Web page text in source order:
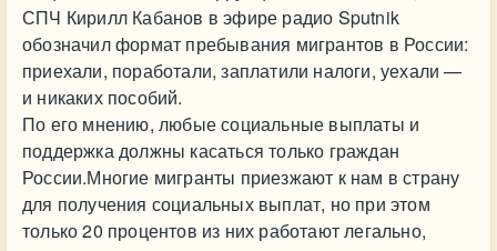
СПЧ Кирилл Кабанов в эфире радио Sputnik
обозначил формат пребывания мигрантов в России:
приехали, поработали, заплатили налоги, уехали —
и никаких пособий.
По его мнению, любые социальные выплаты и
поддержка должны касаться только граждан
России.Многие мигранты приезжают к нам в страну
для получения социальных выплат, но при этом
только 20 процентов из них работают легально,